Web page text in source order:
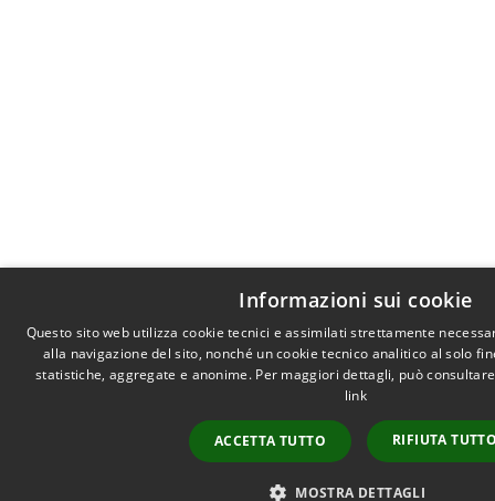
Informazioni sui cookie
Questo sito web utilizza cookie tecnici e assimilati strettamente
alla navigazione del sito, nonché un cookie tecnico analitico al solo
statistiche, aggregate e anonime. Per maggiori dettagli, può
link
ACCETTA TUTTO RIFIUTA
MOSTRA DETTAGLI